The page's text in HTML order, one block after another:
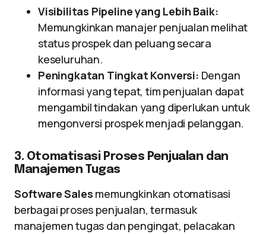
Visibilitas Pipeline yang Lebih Baik:
Memungkinkan manajer penjualan melihat
status prospek dan peluang secara
keseluruhan.
Peningkatan Tingkat Konversi: Dengan
informasi yang tepat, tim penjualan dapat
mengambil tindakan yang diperlukan untuk
mengonversi prospek menjadi pelanggan.
3. Otomatisasi Proses Penjualan dan
Manajemen Tugas
Software Sales memungkinkan otomatisasi
berbagai proses penjualan, termasuk
manajemen tugas dan pengingat, pelacakan